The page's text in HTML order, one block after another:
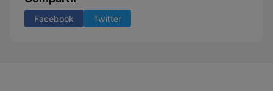
Facebook Twitter